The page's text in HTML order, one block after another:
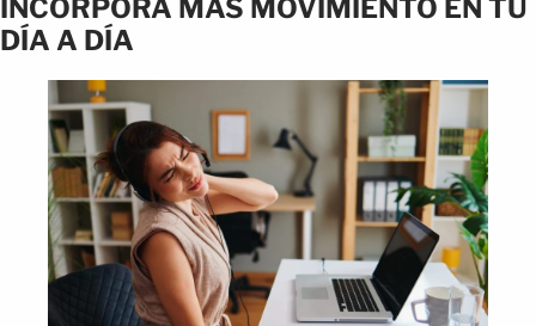
INCORPORA MÁS MOVIMIENTO EN TU
DÍA A DÍA